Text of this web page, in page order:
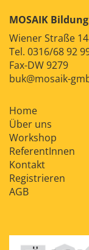
MOSAIK
Wiener Straße
Tel. 0316/68 92
Fax-DW 9279
buk@mosaik-
Home
Über uns
Workshop
ReferentInnen
Kontakt
Registrieren
AGB